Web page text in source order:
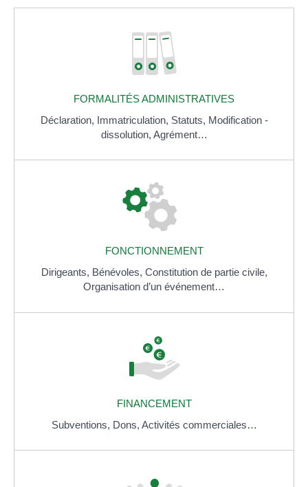
FORMALITÉS ADMINISTRATIVES
Déclaration, Immatriculation, Statuts, Modification -
dissolution, Agrément…
FONCTIONNEMENT
Dirigeants, Bénévoles, Constitution de partie civile,
Organisation d’un événement…
FINANCEMENT
Subventions, Dons, Activités commerciales…